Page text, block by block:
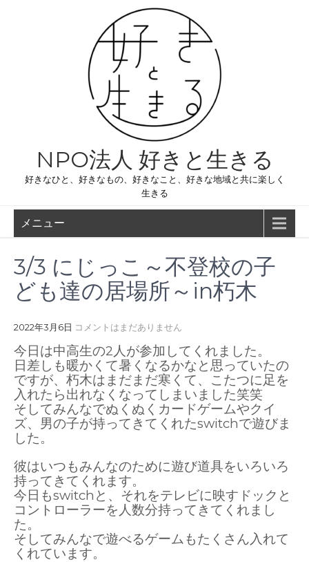
NPO法人 好きと生きる
好きなひと、好きなもの、好きなこと、好きな地域と共に楽しく
生きる
メニュー
3/3 にじっこ～不登校の子
ども達の居場所～in朽木
2022年3月6日 コメントはまだありません
今日は中高生の2人が参加してくれました。
日差しも暖かくて暑くなるかなと思っていたの
ですが、朽木はまだまだ寒くて、こたつに足を
入れたら出れなくなってしまいました笑笑
そしてみんなでぬくぬくカードゲームやクイ
ズ、男の子が持ってきてくれたswitchで遊びま
した。
彼はいつもみんなのために遊び道具をいろいろ
持ってきてくれます。
今日もswitchと、それをテレビに映すドックと
コントローラーを人数分持ってきてくれまし
た。
そしてみんなで遊べるゲームもたくさん入れて
くれています。